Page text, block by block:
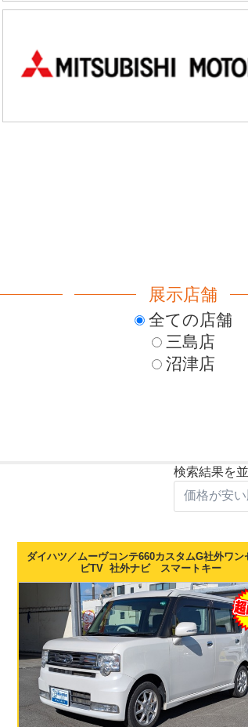
展示店舗
全ての店舗
三島店
沼津店
検索結果を
ダイハツ／ムーヴコンテ660カスタムG社外ワン
ビTV 社外ナビ スマートキー